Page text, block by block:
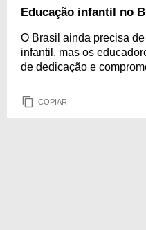
Educação infantil no
O Brasil ainda precisa
infantil, mas os
de dedicação e
COPIAR